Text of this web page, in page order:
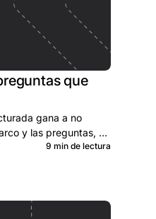
que
gana a no
y las preguntas, en
9 min de lectura